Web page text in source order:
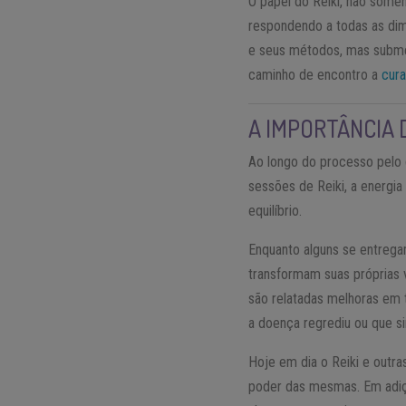
respondendo a todas as
e seus métodos, mas
caminho de encontro acura
A IMPORTÂNCIA
Ao longo do processo
sessões de Reiki, a
equilíbrio.
Enquanto alguns se
transformam suas
são relatadas melhoras
a doença regrediu ou que
Hoje em dia o Reiki e
poder das mesmas. Em